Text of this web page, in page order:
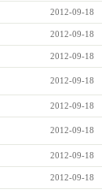
2012-09-18
2012-09-18
2012-09-18
2012-09-18
2012-09-18
2012-09-18
2012-09-18
2012-09-18